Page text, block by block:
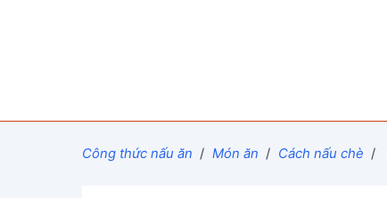
Công thức nấu ăn / Món ăn / Cách nấu chè /